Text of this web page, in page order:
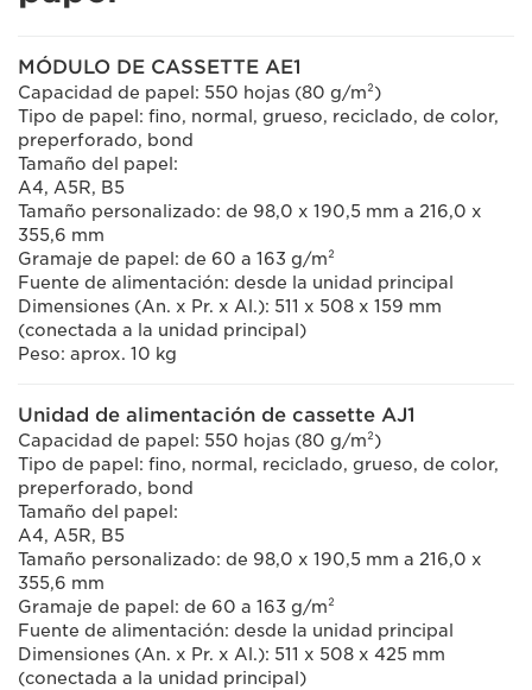
MÓDULO DE CASSETTE AE1
Capacidad de papel: 550 hojas (80 g/m²)
Tipo de papel: fino, normal, grueso, reciclado, de color,
preperforado, bond
Tamaño del papel:
A4, A5R, B5
Tamaño personalizado: de 98,0 x 190,5 mm a 216,0 x
355,6 mm
Gramaje de papel: de 60 a 163 g/m²
Fuente de alimentación: desde la unidad principal
Dimensiones (An. x Pr. x Al.): 511 x 508 x 159 mm
(conectada a la unidad principal)
Peso: aprox. 10 kg
Unidad de alimentación de cassette AJ1
Capacidad de papel: 550 hojas (80 g/m²)
Tipo de papel: fino, normal, reciclado, grueso, de color,
preperforado, bond
Tamaño del papel:
A4, A5R, B5
Tamaño personalizado: de 98,0 x 190,5 mm a 216,0 x
355,6 mm
Gramaje de papel: de 60 a 163 g/m²
Fuente de alimentación: desde la unidad principal
Dimensiones (An. x Pr. x Al.): 511 x 508 x 425 mm
(conectada a la unidad principal)